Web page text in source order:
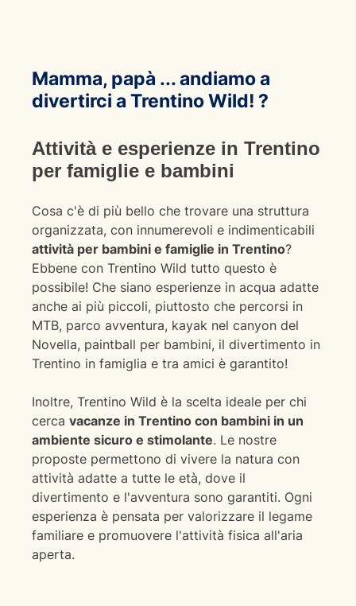
Mamma, papà ... andiamo a
divertirci a Trentino Wild! ?
Attività e esperienze in Trentino
per famiglie e bambini
Cosa c'è di più bello che trovare una struttura
organizzata, con innumerevoli e indimenticabili
attività per bambini e famiglie in Trentino?
Ebbene con Trentino Wild tutto questo è
possibile! Che siano esperienze in acqua adatte
anche ai più piccoli, piuttosto che percorsi in
MTB, parco avventura, kayak nel canyon del
Novella, paintball per bambini, il divertimento in
Trentino in famiglia e tra amici è garantito!
Inoltre, Trentino Wild è la scelta ideale per chi
cerca vacanze in Trentino con bambini in un
ambiente sicuro e stimolante. Le nostre
proposte permettono di vivere la natura con
attività adatte a tutte le età, dove il
divertimento e l'avventura sono garantiti. Ogni
esperienza è pensata per valorizzare il legame
familiare e promuovere l'attività fisica all'aria
aperta.